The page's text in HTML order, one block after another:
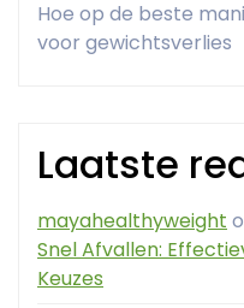
Hoe op de beste
voor gewichtsverlies
Laatste
mayahealthyweight
Snel Afvallen:
Keuzes